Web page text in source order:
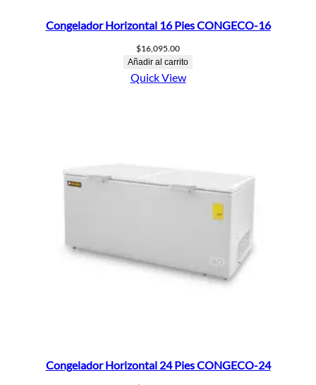
Congelador Horizontal 16 Pies CONGECO-16
$16,095.00
Añadir al carrito
Quick View
Congelador Horizontal 24 Pies CONGECO-24